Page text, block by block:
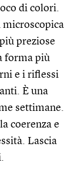
di colori.
microscopica
preziose
forma più
e i riflessi
È una
settimane.
coerenza e
Lascia